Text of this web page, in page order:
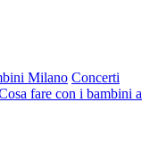
Milano Concerti
fare con i bambini a